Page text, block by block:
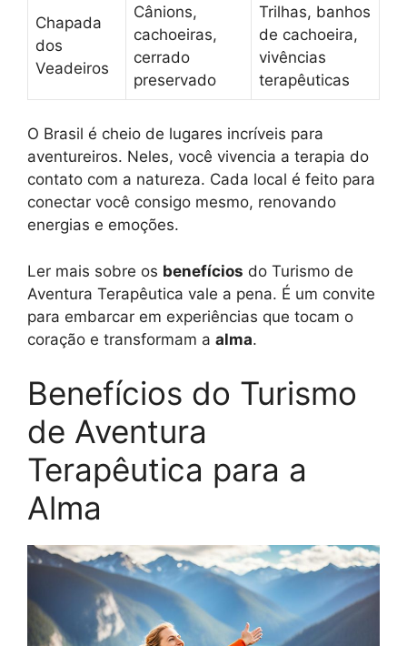
Chapada
dos
Veadeiros
Cânions,
cachoeiras,
cerrado
preservado
Trilhas, banhos
de cachoeira,
vivências
terapêuticas
O Brasil é cheio de lugares incríveis para
aventureiros. Neles, você vivencia a terapia do
contato com a natureza. Cada local é feito para
conectar você consigo mesmo, renovando
energias e emoções.
Ler mais sobre os benefícios do Turismo de
Aventura Terapêutica vale a pena. É um convite
para embarcar em experiências que tocam o
coração e transformam a alma.
Benefícios do Turismo
de Aventura
Terapêutica para a
Alma